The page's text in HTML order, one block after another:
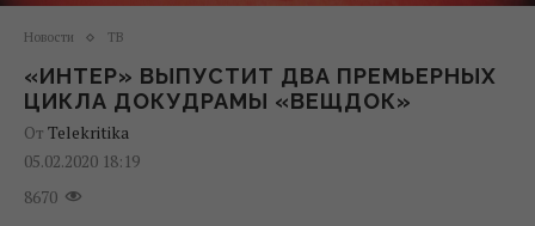
Новости ТВ
«ИНТЕР» ВЫПУСТИТ ДВА ПРЕМЬЕРНЫХ
ЦИКЛА ДОКУДРАМЫ «ВЕЩДОК»
От Telekritika
05.02.2020 18:19
8670